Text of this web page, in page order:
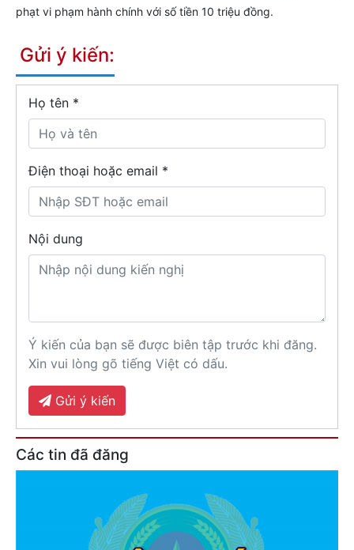
phạt vi phạm hành chính với số tiền 10 triệu đồng.
Gửi ý kiến:
Họ tên *
Điện thoại hoặc email *
Nội dung
Ý kiến của bạn sẽ được biên tập trước khi đăng.
Xin vui lòng gõ tiếng Việt có dấu.
Gửi ý kiến
Các tin đã đăng